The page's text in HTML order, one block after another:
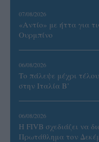
07/08/2026
«Αντίο» με ήττα για
Ουρμπίνο
06/08/2026
Το πάλεψε μέχρι
στην Ιταλία Β’
06/08/2026
Η FIVB σχεδιάζει να
Πρωτάθλημα τον